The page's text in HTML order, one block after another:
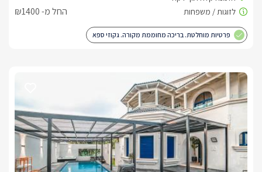
החל מ- ₪1400
פרטיות מוחלטת. בריכה מחוממת מקורה. גקוזי ספא